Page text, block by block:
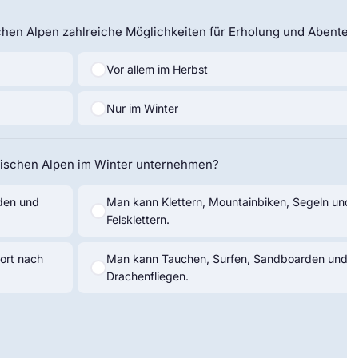
Alpen zahlreiche Möglichkeiten für Erholung und
Vor allem im Herbst
Nur im Winter
Alpen im Winter unternehmen?
und
Man kann Klettern, Mountainbiken, Segeln
Felsklettern.
nach
Man kann Tauchen, Surfen, Sandboarden und
Drachenfliegen.